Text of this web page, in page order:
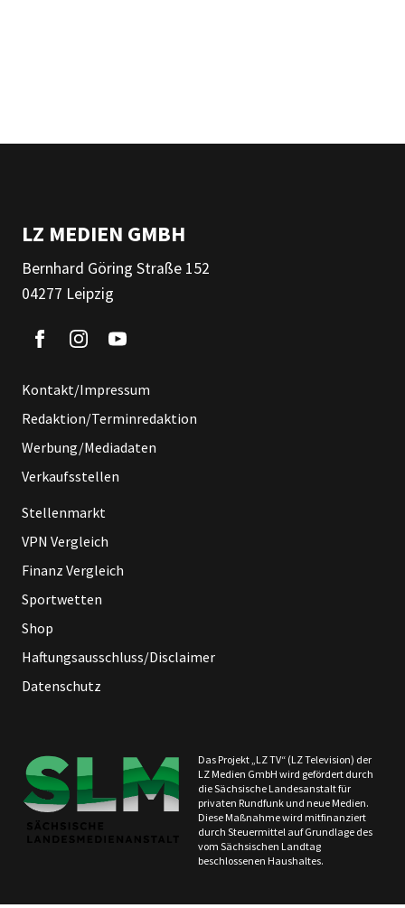
LZ MEDIEN GMBH
Bernhard Göring Straße 152
04277 Leipzig
Kontakt/Impressum
Redaktion/Terminredaktion
Werbung/Mediadaten
Verkaufsstellen
Stellenmarkt
VPN Vergleich
Finanz Vergleich
Sportwetten
Shop
Haftungsausschluss/Disclaimer
Datenschutz
Das Projekt „LZ TV“ (LZ Television) der
LZ Medien GmbH wird gefördert durch
die Sächsische Landesanstalt für
privaten Rundfunk und neue Medien.
Diese Maßnahme wird mitfinanziert
durch Steuermittel auf Grundlage des
vom Sächsischen Landtag
beschlossenen Haushaltes.